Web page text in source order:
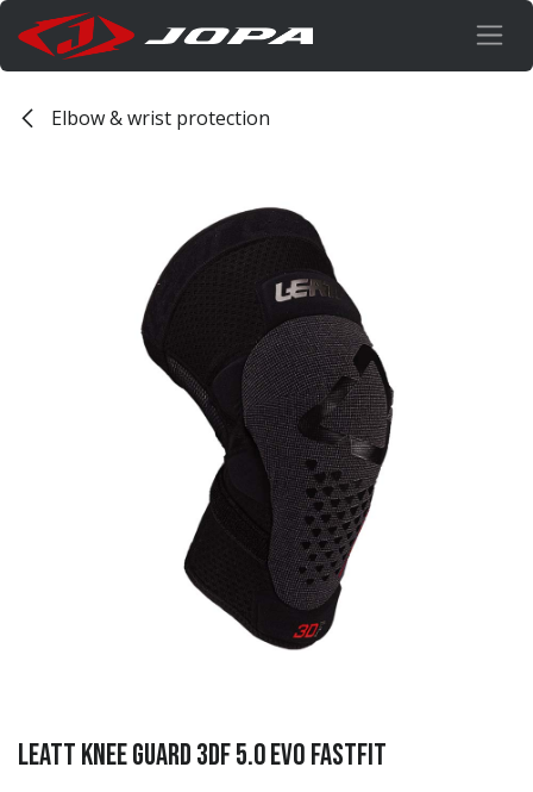
Overslaan naar inhoud
Elbow & wrist protection
Leatt Knee Guard 3DF 5.0 Evo FastFit